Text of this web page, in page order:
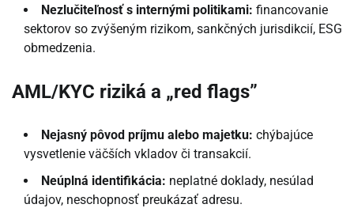
Nezlučiteľnosť s internými politikami: financovanie
sektorov so zvýšeným rizikom, sankčných jurisdikcií, ESG
obmedzenia.
AML/KYC riziká a „red flags”
Nejasný pôvod príjmu alebo majetku: chýbajúce
vysvetlenie väčších vkladov či transakcií.
Neúplná identifikácia: neplatné doklady, nesúlad
údajov, neschopnosť preukázať adresu.